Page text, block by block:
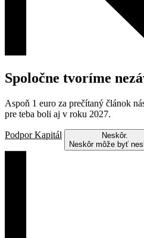
Spoločne tvoríme
Aspoň 1 euro za prečítaný článok
pre teba boli aj v roku 2027.
Podpor Kapitál
Neskôr.
Neskôr môže byť